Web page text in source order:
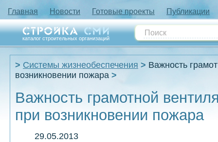
Главная Новости Готовые проекты Публикации
каталог строительных организаций
Системы жизнеобеспечения
Важность
возникновении пожара
Важность грамотной
при возникновении пожара
29.05.2013